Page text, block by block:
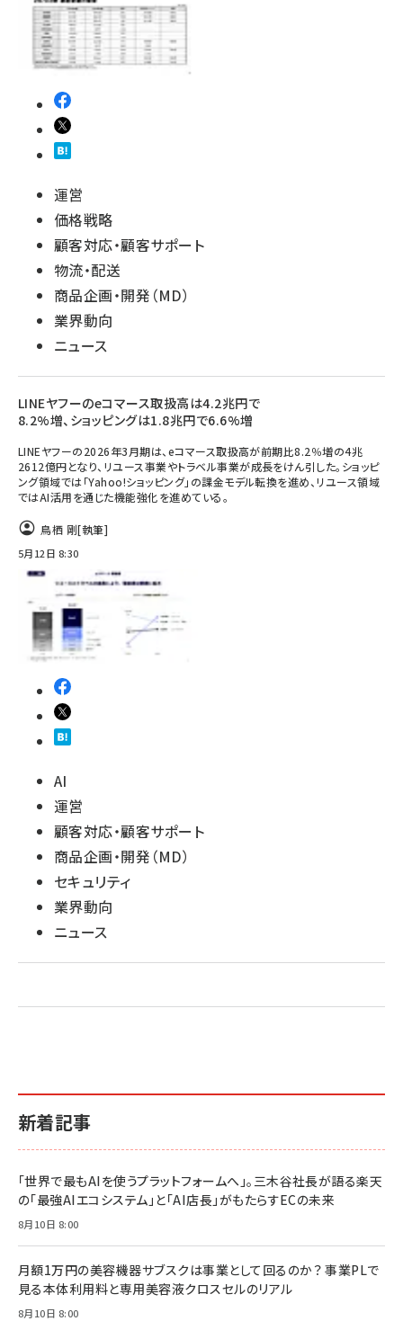
運営
価格戦略
顧客対応・顧客サポート
物流・配送
商品企画・開発（MD）
業界動向
ニュース
LINEヤフーのeコマース取扱高は4.2兆円で
8.2%増、ショッピングは1.8兆円で6.6%増
LINEヤフーの2026年3月期は、eコマース取扱高が前期比8.2％増の4兆
2612億円となり、リユース事業やトラベル事業が成長をけん引した。ショッピ
ング領域では「Yahoo!ショッピング」の課金モデル転換を進め、リユース領域
ではAI活用を通じた機能強化を進めている。
鳥栖 剛[執筆]
5月12日 8:30
AI
運営
顧客対応・顧客サポート
商品企画・開発（MD）
セキュリティ
業界動向
ニュース
新着記事
「世界で最もAIを使うプラットフォームへ」。三木谷社長が語る楽天
の「最強AIエコシステム」と「AI店長」がもたらすECの未来
8月10日 8:00
月額1万円の美容機器サブスクは事業として回るのか？ 事業PLで
見る本体利用料と専用美容液クロスセルのリアル
8月10日 8:00